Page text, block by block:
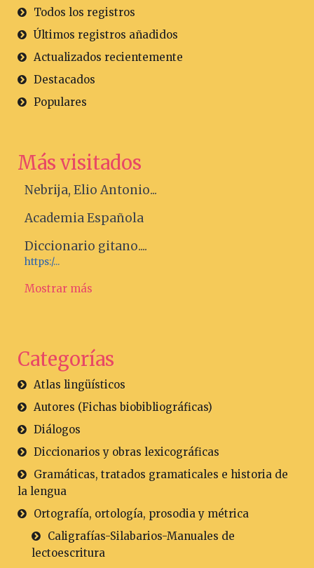
Todos los registros
Últimos registros añadidos
Actualizados recientemente
Destacados
Populares
Más visitados
Nebrija, Elio Antonio...
Academia Española
Diccionario gitano....
https:/...
Mostrar más
Categorías
Atlas lingüísticos
Autores (Fichas biobibliográficas)
Diálogos
Diccionarios y obras lexicográficas
Gramáticas, tratados gramaticales e historia de
la lengua
Ortografía, ortología, prosodia y métrica
Caligrafías-Silabarios-Manuales de
lectoescritura